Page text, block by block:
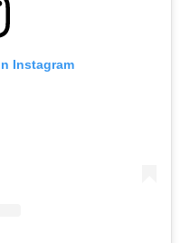
Instagram